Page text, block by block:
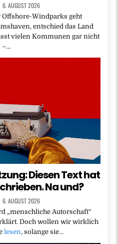
6. AUGUST 2026
Offshore-Windparks geht
entschied das Land
vielen Kommunen gar nicht
–…
Diesen Text hat
Na und?
6. AUGUST 2026
„menschliche Autorschaft“
Doch wollen wir wirklich
lesen, solange sie…